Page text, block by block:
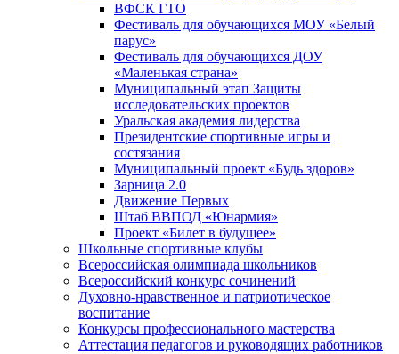
ВФСК ГТО
Фестиваль для обучающихся МОУ «Белый
парус»
Фестиваль для обучающихся ДОУ
«Маленькая страна»
Муниципальный этап Защиты
исследовательских проектов
Уральская академия лидерства
Президентские спортивные игры и
состязания
Муниципальный проект «Будь здоров»
Зарница 2.0
Движение Первых
Штаб ВВПОД «Юнармия»
Проект «Билет в будущее»
Школьные спортивные клубы
Всероссийская олимпиада школьников
Всероссийский конкурс сочинений
Духовно-нравственное и патриотическое
воспитание
Конкурсы профессионального мастерства
Аттестация педагогов и руководящих работников